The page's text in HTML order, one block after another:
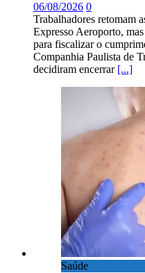
06/08/2026 0
Trabalhadores retomam
Expresso Aeroporto,
para fiscalizar o
Companhia Paulista de
decidiram encerrar [...]
Saúde